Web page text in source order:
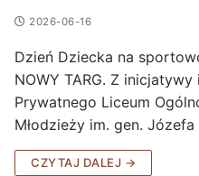
2026-06-16
Dzień Dziecka na
NOWY TARG. Z
Prywatnego Liceum
Młodzieży im. gen.
CZYTAJ DALEJ →